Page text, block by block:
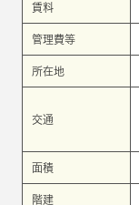
賃料
管理費等
所在地
交通
面積
階建